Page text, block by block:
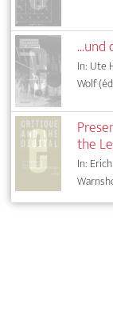
...und
In: Ute
Wolf
the
In: